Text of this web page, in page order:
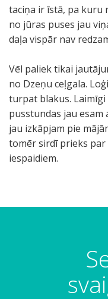
taciņa ir īstā, pa kuru
no jūras puses jau
daļa vispār nav
Vēl paliek tikai
no Dzeņu ceļgala.
turpat blakus.
pusstundas jau esam
jau izkāpjam pie
tomēr sirdī prieks
iespaidiem.